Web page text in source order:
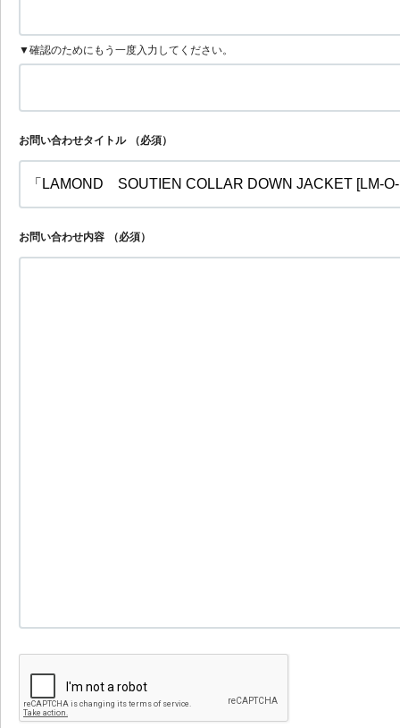
▼確認のためにもう一度入力してください。
お問い合わせタイトル （必須）
お問い合わせ内容 （必須）